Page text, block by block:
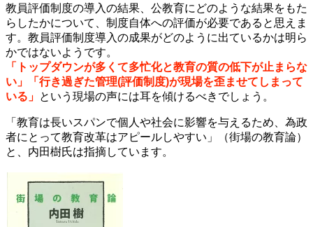
教員評価制度の導入の結果、公教育にどのような結果をもた
らしたかについて、制度自体への評価が必要であると思えま
す。教員評価制度導入の成果がどのように出ているかは明ら
かではないようです。
「トップダウンが多くて多忙化と教育の質の低下が止まらな
い」「行き過ぎた管理(評価制度)が現場を歪ませてしまって
いる」 という現場の声には耳を傾けるべきでしょう。
「教育は長いスパンで個人や社会に影響を与えるため、為政
者にとって教育改革はアピールしやすい」（街場の教育論）
と、内田樹氏は指摘しています。